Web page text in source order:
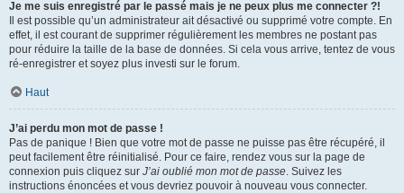
Je me suis enregistré par le passé mais je ne peux plus me connecter ?!
Il est possible qu’un administrateur ait désactivé ou supprimé votre compte. En
effet, il est courant de supprimer régulièrement les membres ne postant pas
pour réduire la taille de la base de données. Si cela vous arrive, tentez de vous
ré-enregistrer et soyez plus investi sur le forum.
Haut
J’ai perdu mon mot de passe !
Pas de panique ! Bien que votre mot de passe ne puisse pas être récupéré, il
peut facilement être réinitialisé. Pour ce faire, rendez vous sur la page de
connexion puis cliquez sur J’ai oublié mon mot de passe. Suivez les
instructions énoncées et vous devriez pouvoir à nouveau vous connecter.